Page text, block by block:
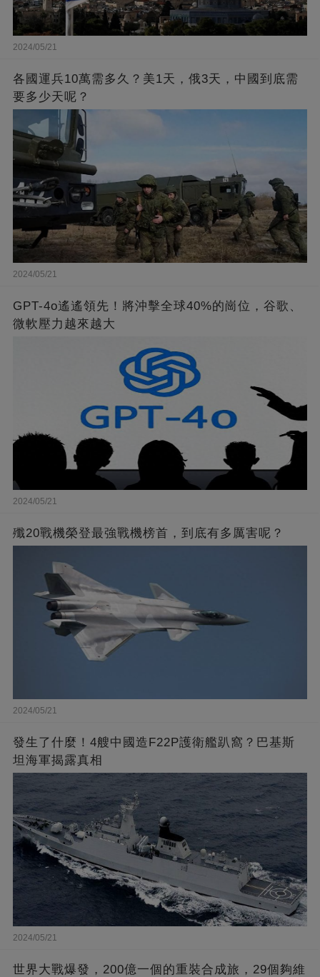
2024/05/21
各國運兵10萬需多久？美1天，俄3天，中國到底需
要多少天呢？
2024/05/21
GPT-4o遙遙領先！將沖擊全球40%的崗位，谷歌、
微軟壓力越來越大
2024/05/21
殲20戰機榮登最強戰機榜首，到底有多厲害呢？
2024/05/21
發生了什麼！4艘中國造F22P護衛艦趴窩？巴基斯
坦海軍揭露真相
2024/05/21
世界大戰爆發，200億一個的重裝合成旅，29個夠維